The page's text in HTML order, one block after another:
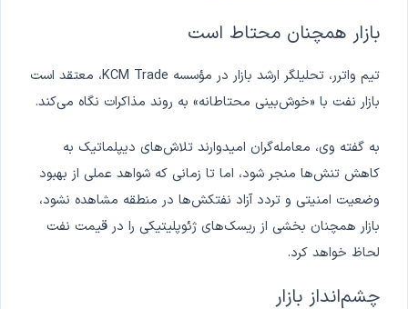
بازار همچنان محتاط است
تیم واترر، تحلیلگر ارشد بازار در مؤسسه KCM Trade، معتقد است
بازار نفت با «خوش‌بینی محتاطانه» به روند مذاکرات نگاه می‌کند.
به گفته وی، معامله‌گران امیدوارند تلاش‌های دیپلماتیک به
کاهش تنش‌ها منجر شود، اما تا زمانی که شواهد عملی از بهبود
وضعیت امنیتی و تردد آزاد نفتکش‌ها در منطقه مشاهده نشود،
بازار همچنان بخشی از ریسک‌های ژئوپلیتیکی را در قیمت نفت
لحاظ خواهد کرد.
چشم‌انداز بازار